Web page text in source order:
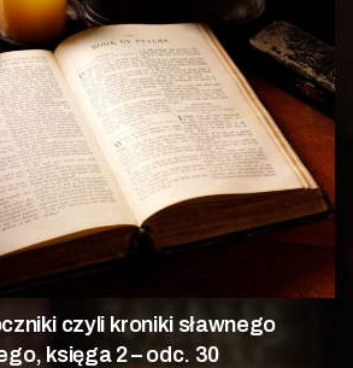
czyli kroniki sławnego
księga 2 – odc. 30